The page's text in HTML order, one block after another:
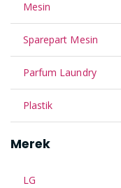
Mesin
Sparepart Mesin
Parfum Laundry
Plastik
Merek
LG